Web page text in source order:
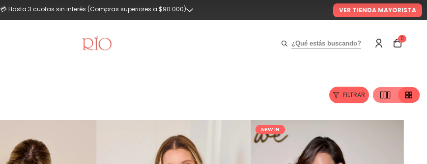
💳 Hasta 3 cuotas sin interés (Compras superiores a $90.000) VER TIENDA MAYORISTA
¿Qué estás buscando?
0
FILTRAR